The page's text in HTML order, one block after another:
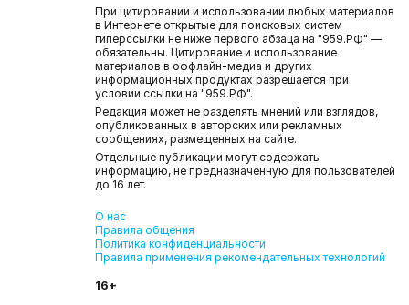
При цитировании и использовании любых материалов
в Интернете открытые для поисковых систем
гиперссылки не ниже первого абзаца на "959.РФ" —
обязательны. Цитирование и использование
материалов в оффлайн-медиа и других
информационных продуктах разрешается при
условии ссылки на "959.РФ".
Редакция может не разделять мнений или взглядов,
опубликованных в авторских или рекламных
сообщениях, размещенных на сайте.
Отдельные публикации могут содержать
информацию, не предназначенную для пользователей
до 16 лет.
О нас
Правила общения
Политика конфиденциальности
Правила применения рекомендательных технологий
16+